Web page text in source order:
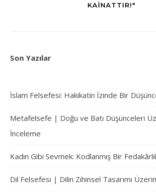
KAINATTIR!"
Son Yazılar
İslam Felsefesi: Hakikatin İzinde Bir
Metafelsefe | Doğu ve Batı Düşünceleri
İnceleme
Kadın Gibi Sevmek: Kodlanmış Bir
Dil Felsefesi | Dilin Zihinsel Tasarımı